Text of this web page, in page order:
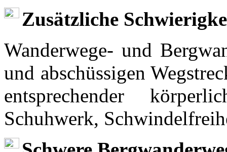
Zusätzliche
Wanderwege- und
und abschüssigen
entsprechender
Schuhwerk,